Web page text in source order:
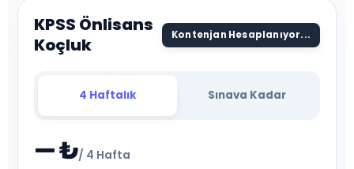
KPSS Önlisans
Koçluk
Kontenjan Hesaplanıyor...
4 Haftalık Sınava Kadar
— ₺/ 4 Hafta